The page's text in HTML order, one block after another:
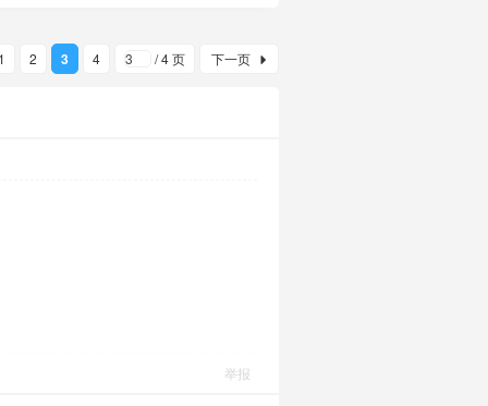
1
2 3 4 / 4 页 下一页
举报